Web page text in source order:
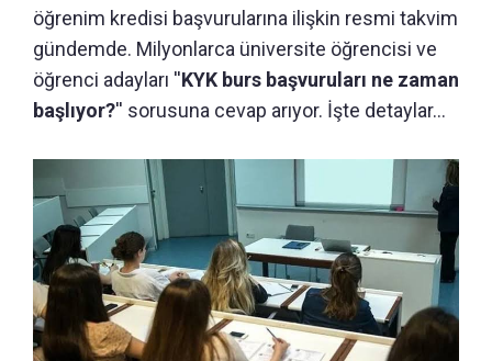
öğrenim kredisi başvurularına ilişkin resmi takvim
gündemde. Milyonlarca üniversite öğrencisi ve
öğrenci adayları ''KYK burs başvuruları ne zaman
başlıyor?'' sorusuna cevap arıyor. İşte detaylar...